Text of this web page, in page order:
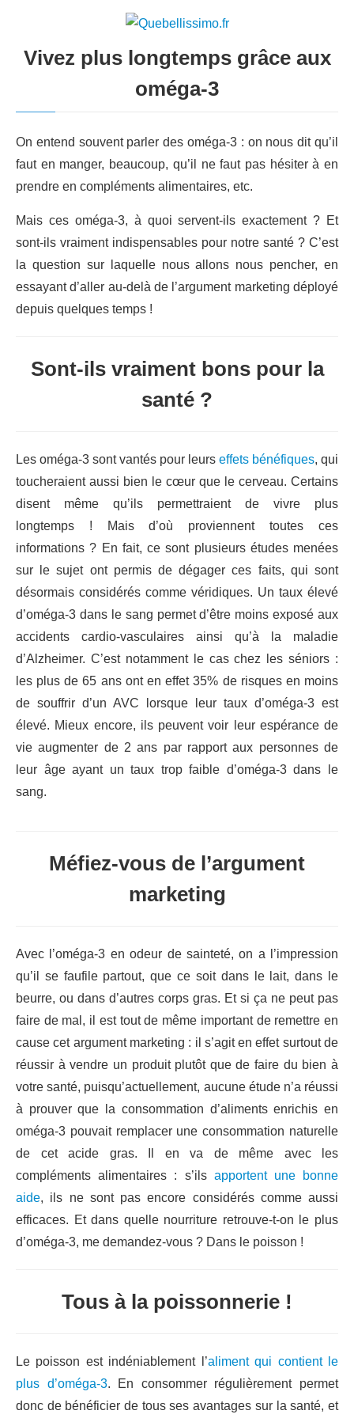
Vivez plus longtemps grâce aux
oméga-3
On entend souvent parler des oméga-3 : on nous dit qu’il
faut en manger, beaucoup, qu’il ne faut pas hésiter à en
prendre en compléments alimentaires, etc.
Mais ces oméga-3, à quoi servent-ils exactement ? Et
sont-ils vraiment indispensables pour notre santé ? C’est
la question sur laquelle nous allons nous pencher, en
essayant d’aller au-delà de l’argument marketing déployé
depuis quelques temps !
Sont-ils vraiment bons pour la
santé ?
Les oméga-3 sont vantés pour leurs effets bénéfiques, qui
toucheraient aussi bien le cœur que le cerveau. Certains
disent même qu’ils permettraient de vivre plus
longtemps ! Mais d’où proviennent toutes ces
informations ? En fait, ce sont plusieurs études menées
sur le sujet ont permis de dégager ces faits, qui sont
désormais considérés comme véridiques. Un taux élevé
d’oméga-3 dans le sang permet d’être moins exposé aux
accidents cardio-vasculaires ainsi qu’à la maladie
d’Alzheimer. C’est notamment le cas chez les séniors :
les plus de 65 ans ont en effet 35% de risques en moins
de souffrir d’un AVC lorsque leur taux d’oméga-3 est
élevé. Mieux encore, ils peuvent voir leur espérance de
vie augmenter de 2 ans par rapport aux personnes de
leur âge ayant un taux trop faible d’oméga-3 dans le
sang.
Méfiez-vous de l’argument
marketing
Avec l’oméga-3 en odeur de sainteté, on a l’impression
qu’il se faufile partout, que ce soit dans le lait, dans le
beurre, ou dans d’autres corps gras. Et si ça ne peut pas
faire de mal, il est tout de même important de remettre en
cause cet argument marketing : il s’agit en effet surtout de
réussir à vendre un produit plutôt que de faire du bien à
votre santé, puisqu’actuellement, aucune étude n’a réussi
à prouver que la consommation d’aliments enrichis en
oméga-3 pouvait remplacer une consommation naturelle
de cet acide gras. Il en va de même avec les
compléments alimentaires : s’ils apportent une bonne
aide, ils ne sont pas encore considérés comme aussi
efficaces. Et dans quelle nourriture retrouve-t-on le plus
d’oméga-3, me demandez-vous ? Dans le poisson !
Tous à la poissonnerie !
Le poisson est indéniablement l’aliment qui contient le
plus d’oméga-3. En consommer régulièrement permet
donc de bénéficier de tous ses avantages sur la santé, et